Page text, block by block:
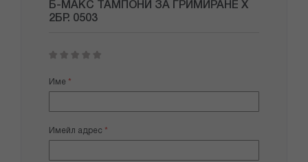
Б-МАКС ТАМПОНИ ЗА ГРИМИРАНЕ Х
2БР. 0503
star
stars
stars
stars
stars
Име
Имейл адрес